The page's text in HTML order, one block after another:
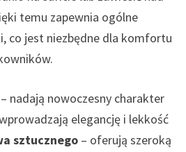
temu zapewnia ogólne
co jest niezbędne dla komfortu
– nadają nowoczesny charakter
elegancję i lekkość
sztucznego – oferują szeroką